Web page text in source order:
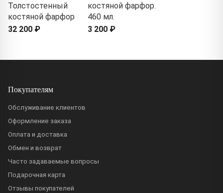
Толстостенный
костяной фарфор
32 200 ₽
костяной фарфор.
460 мл.
3 200 ₽
Покупателям
Обслуживание клиентов
Оформление заказа
Оплата и доставка
Обмен и возврат
Часто задаваемые вопросы
Подарочная карта
Отзывы покупателей